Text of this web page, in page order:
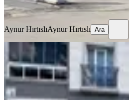
Ara
Aynur HırtıslıAynur Hırtıslı Ara
Kc Emlak’tan
Kurumsala Da
Dükkan
Ankara, Sincan